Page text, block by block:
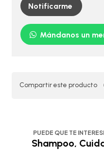
Notificarme
Mándanos un
Compartir este producto
PUEDE QUE TE
Shampoo,